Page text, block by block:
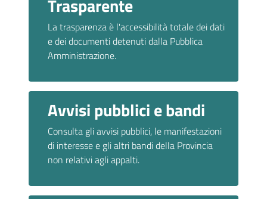
Trasparente
La trasparenza è l'accessibilità totale dei dati
e dei documenti detenuti dalla Pubblica
Amministrazione.
Avvisi pubblici e bandi
Consulta gli avvisi pubblici, le manifestazioni
di interesse e gli altri bandi della Provincia
non relativi agli appalti.